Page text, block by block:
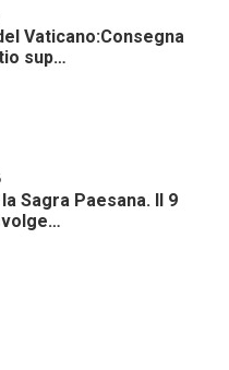
Vaticano:Consegna
sup…
Sagra Paesana. Il 9